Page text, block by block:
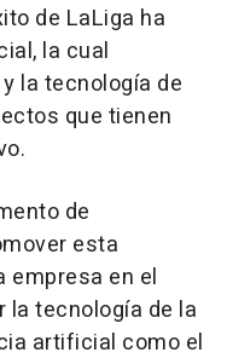
de LaLiga ha
la cual
la tecnología de
que tienen
de
esta
empresa en el
la tecnología de la
artificial como el